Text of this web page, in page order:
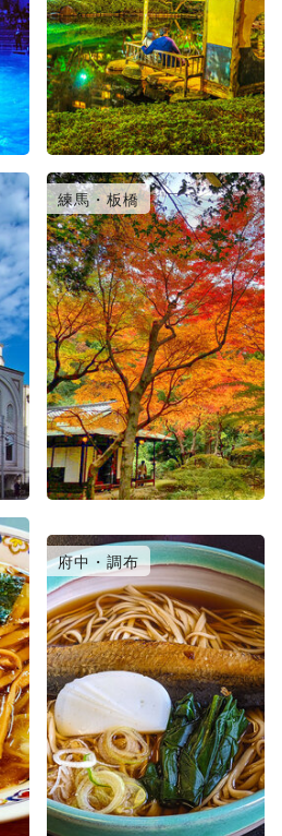
練馬・板橋
日暮里・北千住
府中・調布